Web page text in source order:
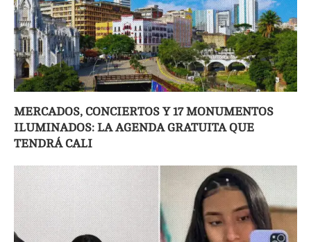
MERCADOS, CONCIERTOS Y 17 MONUMENTOS
ILUMINADOS: LA AGENDA GRATUITA QUE
TENDRÁ CALI